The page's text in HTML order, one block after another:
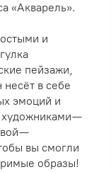
«Акварель».
и
пейзажи,
в себе
эмоций и
—
—
вы смогли
образы!